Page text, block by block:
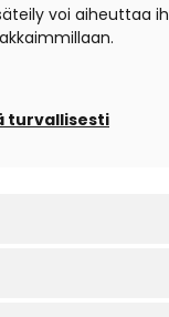
voi aiheuttaa
turvallisesti